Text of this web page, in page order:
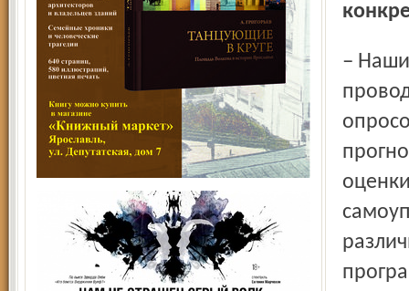
– Наши сотрудники (а иногда и студенты-практиканты)